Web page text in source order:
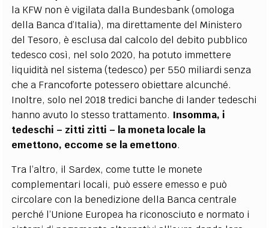
la KFW non è vigilata dalla Bundesbank (omologa
della Banca d’Italia), ma direttamente del Ministero
del Tesoro, è esclusa dal calcolo del debito pubblico
tedesco così, nel solo 2020, ha potuto immettere
liquidità nel sistema (tedesco) per 550 miliardi senza
che a Francoforte potessero obiettare alcunché.
Inoltre, solo nel 2018 tredici banche di lander tedeschi
hanno avuto lo stesso trattamento. Insomma, i
tedeschi – zitti zitti – la moneta locale la
emettono, eccome se la emettono.
Tra l’altro, il Sardex, come tutte le monete
complementari locali, può essere emesso e può
circolare con la benedizione della Banca centrale
perché l’Unione Europea ha riconosciuto e normato i